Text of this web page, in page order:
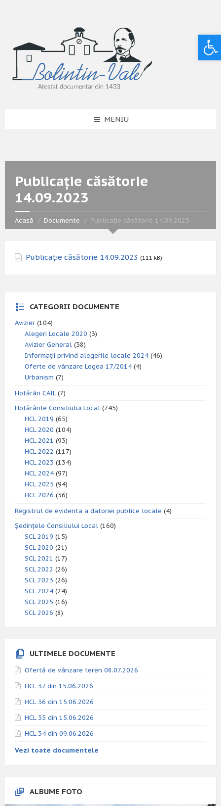
MENIU
Publicație căsătorie
14.09.2023
Acasă Documente Publicație căsătorie 14.09.2023
Publicație căsătorie 14.09.2023 (111 kB)
CATEGORII DOCUMENTE
Avizier (104)
Alegeri Locale 2020 (3)
Avizier General (38)
Informații privind alegerile locale 2024 (46)
Oferte de vânzare Legea 17/2014 (4)
Urbanism (7)
Hotărâri CAIL(7)
Hotărârile Consiliului Local (745)
HCL 2019 (65)
HCL 2020 (104)
HCL 2021 (93)
HCL 2022 (117)
HCL 2023 (134)
HCL 2024 (97)
HCL 2025 (94)
HCL 2026 (36)
Registrul de evidenta a datoriei publice locale (4)
Ședințele Consiliului Local (160)
SCL 2019 (15)
SCL 2020 (21)
SCL 2021 (17)
SCL 2022 (26)
SCL 2023 (26)
SCL 2024 (24)
SCL 2025 (16)
SCL 2026 (8)
ULTIMELE DOCUMENTE
Ofertă de vânzare teren 08.07.2026
HCL 37 din 15.06.2026
HCL 36 din 15.06.2026
HCL 35 din 15.06.2026
HCL 34 din 09.06.2026
Vezi toate documentele
ALBUME FOTO
Deschide bara de unelte